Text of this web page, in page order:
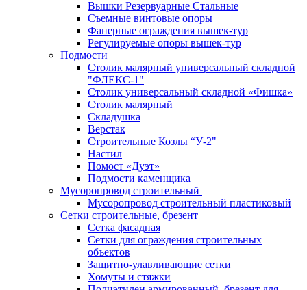
Вышки Резервуарные Стальные
Съемные винтовые опоры
Фанерные ограждения вышек-тур
Регулируемые опоры вышек-тур
Подмости
Столик малярный универсальный складной
"ФЛЕКС-1"
Столик универсальный складной «Фишка»
Столик малярный
Складушка
Верстак
Строительные Козлы “У-2"
Настил
Помост «Дуэт»
Подмости каменщика
Мусоропровод строительный
Мусоропровод строительный пластиковый
Сетки строительные, брезент
Сетка фасадная
Сетки для ограждения строительных
объектов
Защитно-улавливающие сетки
Хомуты и стяжки